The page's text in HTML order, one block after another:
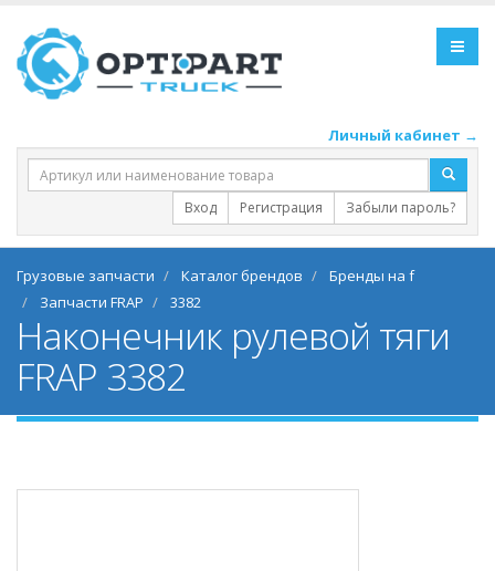
Личный кабинет →
Вход Регистрация Забыли пароль?
Грузовые запчасти Каталог брендов
Бренды на f
Запчасти FRAP
3382
Наконечник рулевой тяги
FRAP 3382